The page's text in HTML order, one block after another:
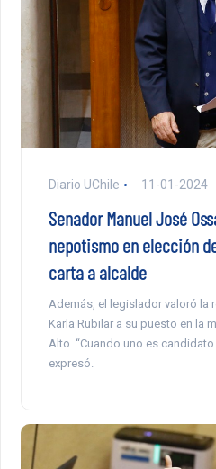
Diario UChile 11-01-2024
Senador Manuel José
nepotismo en elección
carta a alcalde
Además, el legislador valoró la
Karla Rubilar a su puesto en la
Alto. “Cuando uno es
expresó.